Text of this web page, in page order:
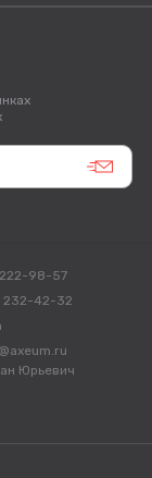
98-57
232-42-32
Юрьевич